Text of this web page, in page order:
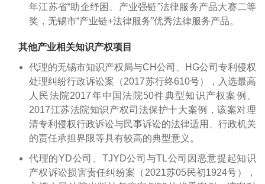
年江苏省“助企纾困、产业强链”法律服务产品大赛二等
奖，无锡市“产业链+法律服务”优秀法律服务产品。
其他产业相关知识产权项目
代理的无锡市知识产权局与CH公司、HG公司专利侵权
处理纠纷行政诉讼案（2017苏行终610号），入选最高
人民法院2017年中国法院50件典型知识产权案例、
2017江苏法院知识产权司法保护十大案例，该案对理
清专利侵权行政诉讼与民事诉讼的法律适用、行政机关
的责任承担界限等具有较高的典型意义。
代理的YD公司、TJYD公司与TL公司因恶意提起知识
产权诉讼损害责任纠纷案（2021苏05民初1924号），